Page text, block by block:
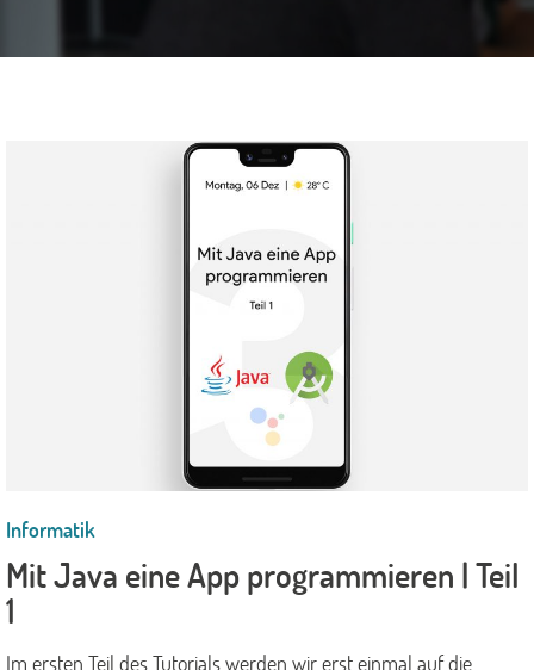
Informatik
Mit Java eine App programmieren | Teil
1
Im ersten Teil des Tutorials werden wir erst einmal auf die